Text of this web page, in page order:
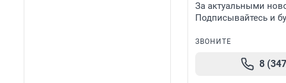
За актуальными
Подписывайтесь и
ЗВОНИТЕ
8